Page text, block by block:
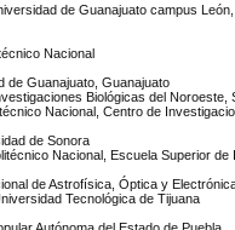
de Guanajuato campus
Nacional
de Guanajuato, Guanajuato
Biológicas del Noroeste,
Nacional, Centro de
de Sonora
Nacional, Escuela Superior de
de Astrofísica, Óptica y
Tecnológica de Tijuana